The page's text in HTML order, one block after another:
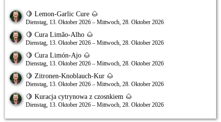
🍋 Lemon-Garlic Cure 🌰
Dienstag, 13. Oktober 2026 – Mittwoch, 28. Oktober 2026
🍋 Cura Limão-Alho 🌰
Dienstag, 13. Oktober 2026 – Mittwoch, 28. Oktober 2026
🍋 Cura Limón-Ajo 🌰
Dienstag, 13. Oktober 2026 – Mittwoch, 28. Oktober 2026
🍋 Zitronen-Knoblauch-Kur 🌰
Dienstag, 13. Oktober 2026 – Mittwoch, 28. Oktober 2026
🍋 Kuracja cytrynowa z czosnkiem 🌰
Dienstag, 13. Oktober 2026 – Mittwoch, 28. Oktober 2026